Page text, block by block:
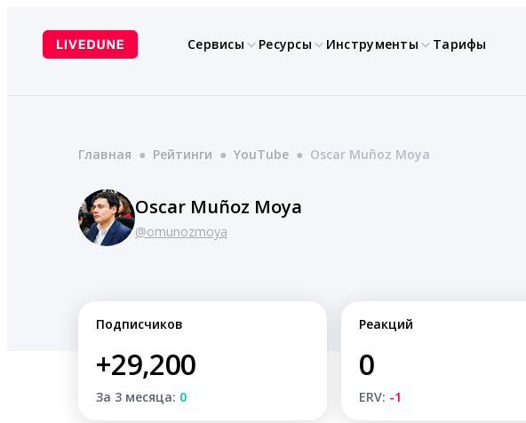
содержимому
Сервисы Ресурсы Инструменты Тарифы
Главная ● Рейтинги ● YouTube ● Oscar Muñoz Moya
Oscar Muñoz Moya
@omunozmoya
Подписчиков
+29,200
За 3 месяца: 0
Реакций
0
ERV: -1